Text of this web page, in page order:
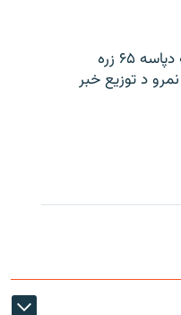
افغانستان کې د طالبانو حکومت څه دپاسه ۶۵ زره
د توزیع خبر